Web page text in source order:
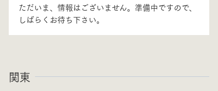
ただいま、情報はございません。準備中ですので、
しばらくお待ち下さい。
関東